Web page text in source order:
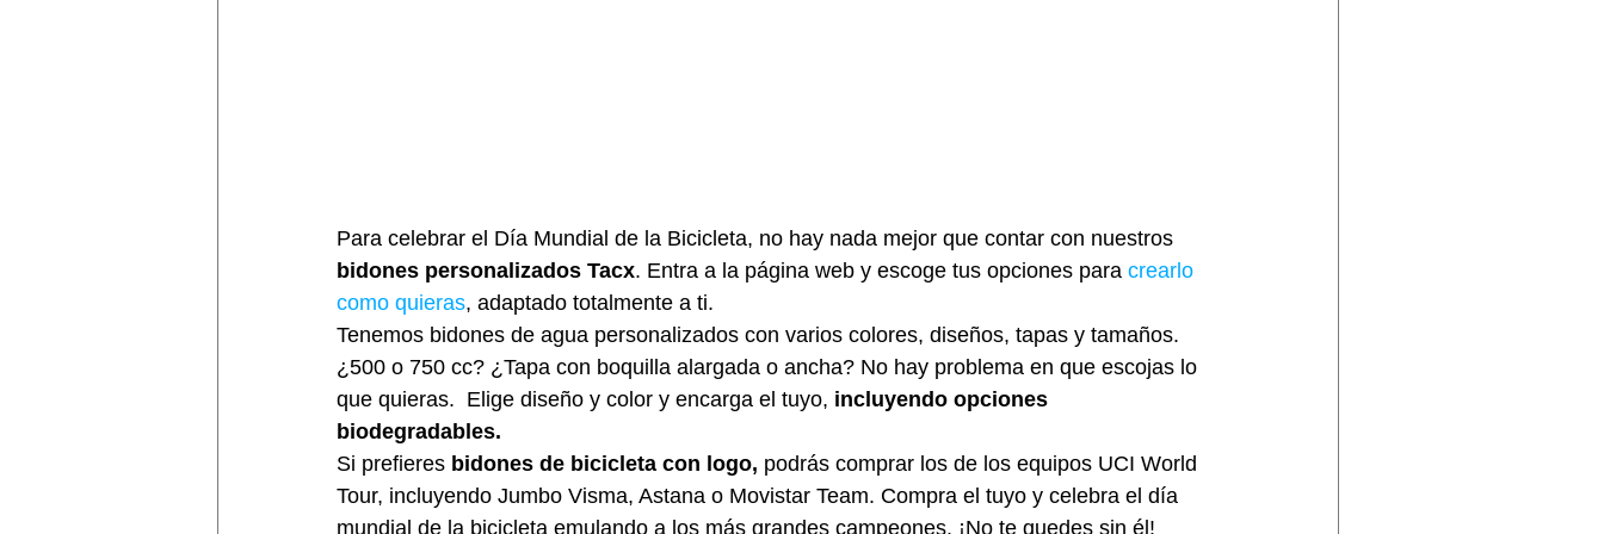
Para celebrar el Día Mundial de la Bicicleta, no hay nada mejor que contar con nuestros
bidones personalizados Tacx. Entra a la página web y escoge tus opciones para crearlo
como quieras, adaptado totalmente a ti.
Tenemos bidones de agua personalizados con varios colores, diseños, tapas y tamaños.
¿500 o 750 cc? ¿Tapa con boquilla alargada o ancha? No hay problema en que escojas lo
que quieras.  Elige diseño y color y encarga el tuyo, incluyendo opciones
biodegradables.
Si prefieres bidones de bicicleta con logo, podrás comprar los de los equipos UCI World
Tour, incluyendo Jumbo Visma, Astana o Movistar Team. Compra el tuyo y celebra el día
mundial de la bicicleta emulando a los más grandes campeones. ¡No te quedes sin él!